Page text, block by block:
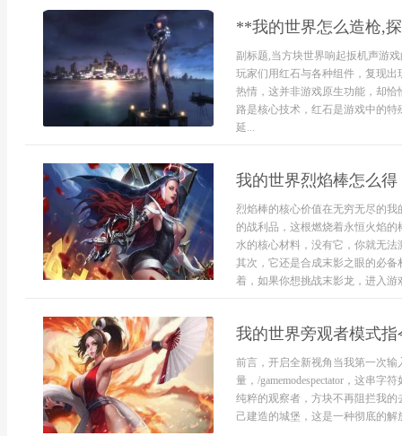
**我的世界怎么造枪,
副标题,当方块世界响起扳机声游
玩家们用红石与各种组件，复现
热情，这并非游戏原生功能，却
路是核心技术，红石是游戏中的
延...
我的世界烈焰棒怎么
烈焰棒的核心价值在无穷无尽的
的战利品，这根燃烧着永恒火焰
水的核心材料，没有它，你就无
其次，它还是合成末影之眼的必
着，如果你想挑战末影龙，进入游
我的世界旁观者模式
前言，开启全新视角当我第一次
量，/gamemodespectator，这串
纯粹的观察者，方块不再阻拦我
己建造的城堡，这是一种彻底的